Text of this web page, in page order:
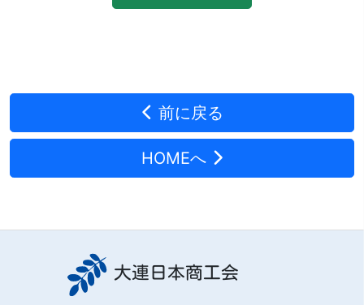
前に戻る
HOMEへ
大連日本商工会